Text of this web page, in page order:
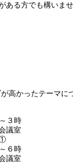
ある方でも構いま
高かったテーマに
３時
議室
①
６時
議室